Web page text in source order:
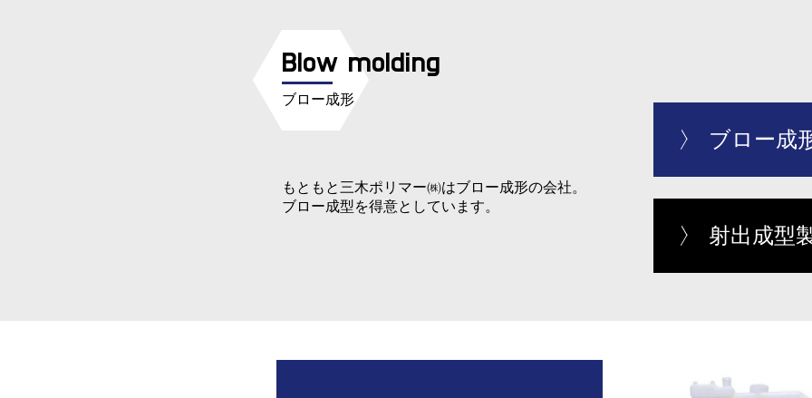
Blow molding
ブロー成形
もともと三木ポリマー㈱はブロー成形の会社。
ブロー成型を得意としています。
ブロー成
射出成型